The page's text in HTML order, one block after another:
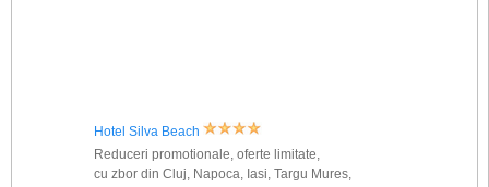
Hotel Silva Beach
Reduceri promotionale, oferte limitate,
cu zbor din Cluj, Napoca, Iasi, Targu Mures,